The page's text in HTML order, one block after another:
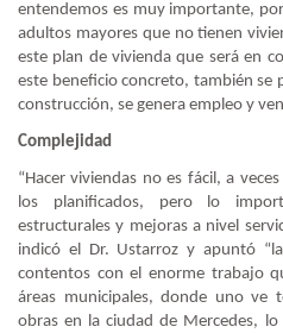
entendemos es muy importante,
adultos mayores que no tienen
este plan de vivienda que será en
este beneficio concreto, también se
construcción, se genera empleo y
Complejidad
“Hacer viviendas no es fácil, a
los planificados, pero lo
estructurales y mejoras a nivel
indicó el Dr. Ustarroz y apuntó
contentos con el enorme trabajo
áreas municipales, donde uno ve
obras en la ciudad de Mercedes,